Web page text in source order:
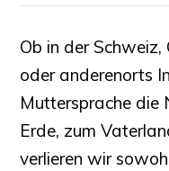
für
Menschlichkeit
&
Erfolg
Menge
Ob in der Schweiz,
oder anderenorts
Muttersprache die
Erde, zum
verlieren wir